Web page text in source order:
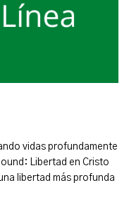
vidas profundamente
Libertad en Cristo
libertad más profunda